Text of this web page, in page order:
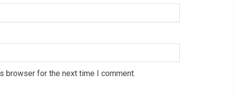
browser for the next time I comment.